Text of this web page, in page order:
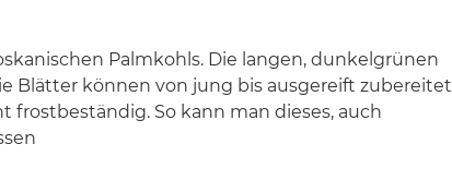
Palmkohls. Die langen, dunkelgrünen
Blätter können von jung bis ausgereift zubereitet
frostbeständig. So kann man dieses, auch